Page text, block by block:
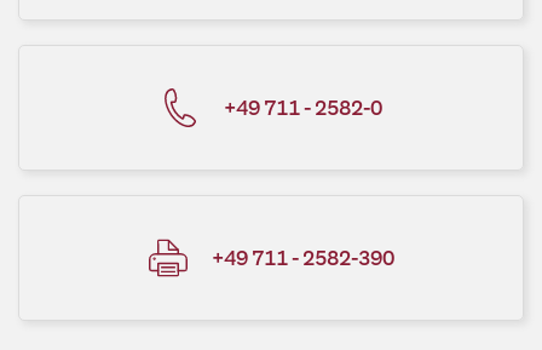
+49 711 - 2582-0
+49 711 - 2582-390